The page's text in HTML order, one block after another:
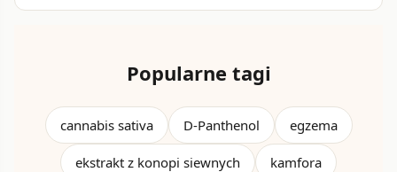
Popularne tagi
cannabis sativa D-Panthenol egzema
ekstrakt z konopi siewnych kamfora